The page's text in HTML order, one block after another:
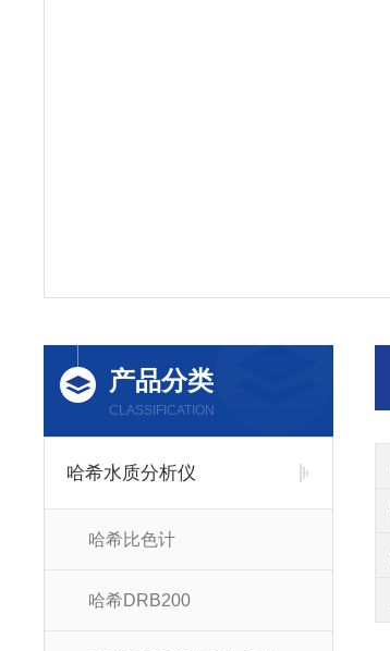
产品分类
CLASSIFICATION
哈希水质分析仪
哈希比色计
哈希DRB200